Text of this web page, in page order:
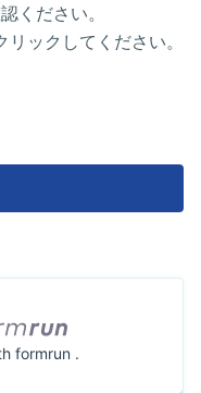
ください。
ックしてください。
formrun .